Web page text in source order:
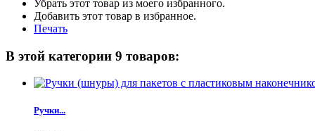
Убрать этот товар из моего избранного.
Добавить этот товар в избранное.
Печать
В этой категории 9 товаров:
Ручки...